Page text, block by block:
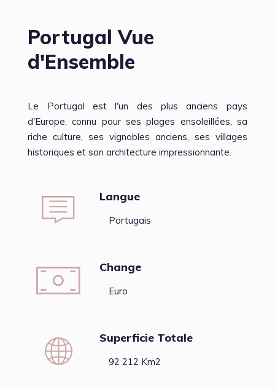
Portugal Vue
d'Ensemble
Le Portugal est l'un des plus anciens pays
d'Europe, connu pour ses plages ensoleillées, sa
riche culture, ses vignobles anciens, ses villages
historiques et son architecture impressionnante.
Langue
Portugais
Change
Euro
Superficie Totale
92 212 Km2